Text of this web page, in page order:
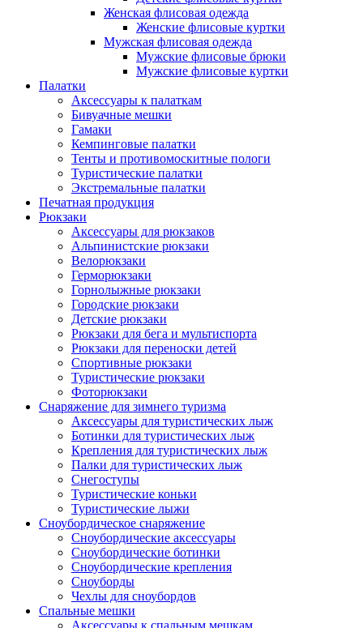
Женская флисовая одежда
Женские флисовые куртки
Мужская флисовая одежда
Мужские флисовые брюки
Мужские флисовые куртки
Палатки
Аксессуары к палаткам
Бивуачные мешки
Гамаки
Кемпинговые палатки
Тенты и противомоскитные пологи
Туристические палатки
Экстремальные палатки
Печатная продукция
Рюкзаки
Аксессуары для рюкзаков
Альпинистские рюкзаки
Велорюкзаки
Герморюкзаки
Горнолыжные рюкзаки
Городские рюкзаки
Детские рюкзаки
Рюкзаки для бега и мультиспорта
Рюкзаки для переноски детей
Спортивные рюкзаки
Туристические рюкзаки
Фоторюкзаки
Снаряжение для зимнего туризма
Аксессуары для туристических лыж
Ботинки для туристических лыж
Крепления для туристических лыж
Палки для туристических лыж
Снегоступы
Туристические коньки
Туристические лыжи
Сноубордическое снаряжение
Сноубордические аксессуары
Сноубордические ботинки
Сноубордические крепления
Сноуборды
Чехлы для сноубордов
Спальные мешки
Аксессуары к спальным мешкам